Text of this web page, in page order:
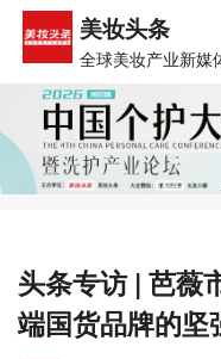
美妆头条
全球美妆产业新媒
头条专访 | 芭薇
端国货品牌的坚